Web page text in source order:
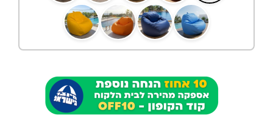
טיפים והמלצות
עבודות אחרונות
צור קשר
הצהרת נגישות
מדיניות פרטיות